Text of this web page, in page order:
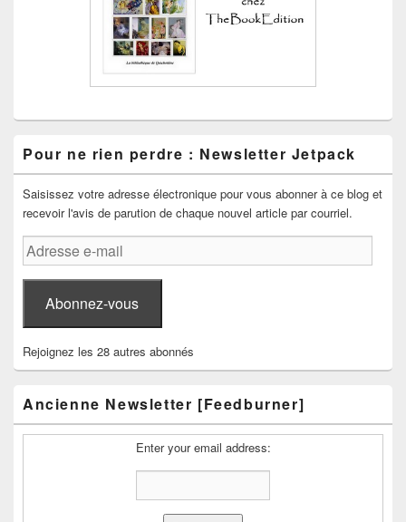
Pour ne rien perdre : Newsletter Jetpack
Saisissez votre adresse électronique pour vous abonner à ce blog et
recevoir l'avis de parution de chaque nouvel article par courriel.
Adresse
e-
mail
Abonnez-vous
Rejoignez les 28 autres abonnés
Ancienne Newsletter [Feedburner]
Enter your email address: